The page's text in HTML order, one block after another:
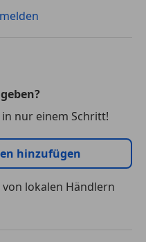
nur einem Schritt!
hinzufügen
von lokalen Händlern